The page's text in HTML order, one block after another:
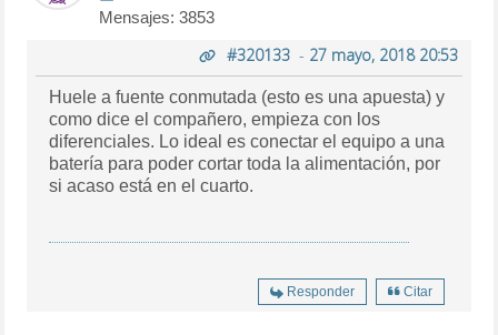
Mensajes: 3853
#320133- 27 mayo, 2018 20:53
Huele a fuente conmutada (esto es una apuesta) y
como dice el compañero, empieza con los
diferenciales. Lo ideal es conectar el equipo a una
batería para poder cortar toda la alimentación, por
si acaso está en el cuarto.
Responder Citar